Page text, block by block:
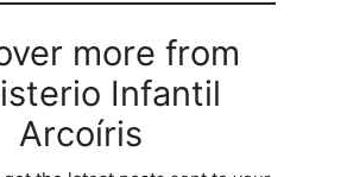
more from
Infantil
Arcoíris